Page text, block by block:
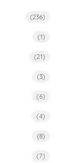
(236)
(1)
(21)
(3)
(6)
(4)
(8)
(7)